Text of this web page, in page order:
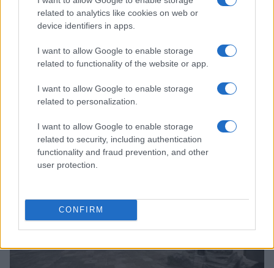
related to analytics like cookies on web or
device identifiers in apps.
I want to allow Google to enable storage
related to functionality of the website or app.
I want to allow Google to enable storage
related to personalization.
I want to allow Google to enable storage
related to security, including authentication
functionality and fraud prevention, and other
user protection.
CONFIRM
giovani per il meeting francescano
Edoardo Castellucci · 7 Ago 2026
NEWS